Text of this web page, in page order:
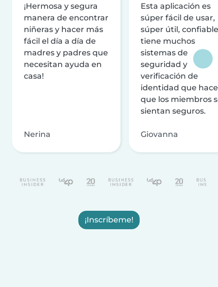
¡Hermosa y segura
manera de encontrar
niñeras y hacer más
fácil el día a día de
madres y padres que
necesitan ayuda en
casa!
Nerina
Esta aplicación es
súper fácil de usar,
súper útil,
tiene muchos
sistemas de
seguridad y
verificación de
identidad que
que los miembros
sientan seguros.
Giovanna
¡Inscríbeme!